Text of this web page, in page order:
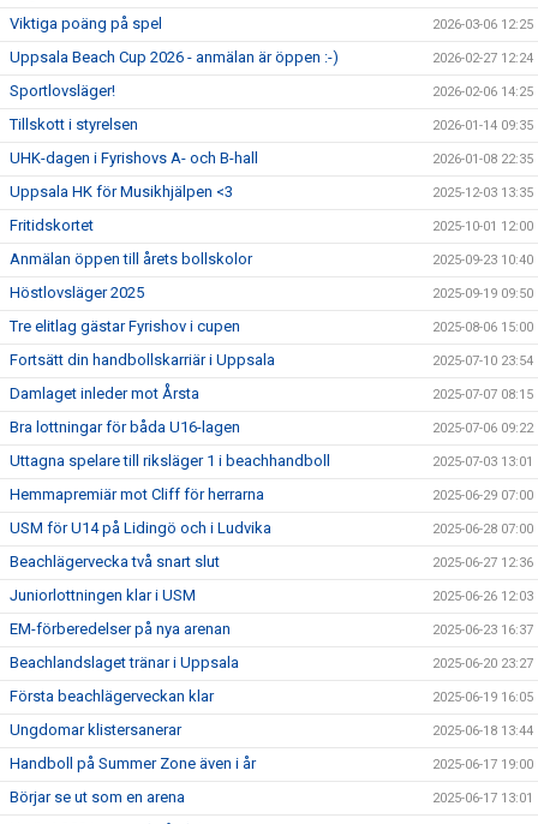
Viktiga poäng på spel 2026-03-06 12:25
Uppsala Beach Cup 2026 - anmälan är öppen :-) 2026-02-27 12:24
Sportlovsläger! 2026-02-06 14:25
Tillskott i styrelsen 2026-01-14 09:35
UHK-dagen i Fyrishovs A- och B-hall 2026-01-08 22:35
Uppsala HK för Musikhjälpen <3 2025-12-03 13:35
Fritidskortet 2025-10-01 12:00
Anmälan öppen till årets bollskolor 2025-09-23 10:40
Höstlovsläger 2025 2025-09-19 09:50
Tre elitlag gästar Fyrishov i cupen 2025-08-06 15:00
Fortsätt din handbollskarriär i Uppsala 2025-07-10 23:54
Damlaget inleder mot Årsta 2025-07-07 08:15
Bra lottningar för båda U16-lagen 2025-07-06 09:22
Uttagna spelare till riksläger 1 i beachhandboll 2025-07-03 13:01
Hemmapremiär mot Cliff för herrarna 2025-06-29 07:00
USM för U14 på Lidingö och i Ludvika 2025-06-28 07:00
Beachlägervecka två snart slut 2025-06-27 12:36
Juniorlottningen klar i USM 2025-06-26 12:03
EM-förberedelser på nya arenan 2025-06-23 16:37
Beachlandslaget tränar i Uppsala 2025-06-20 23:27
Första beachlägerveckan klar 2025-06-19 16:05
Ungdomar klistersanerar 2025-06-18 13:44
Handboll på Summer Zone även i år 2025-06-17 19:00
Börjar se ut som en arena 2025-06-17 13:01